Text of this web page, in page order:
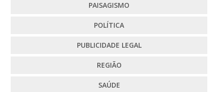
PAISAGISMO
POLÍTICA
PUBLICIDADE LEGAL
REGIÃO
SAÚDE